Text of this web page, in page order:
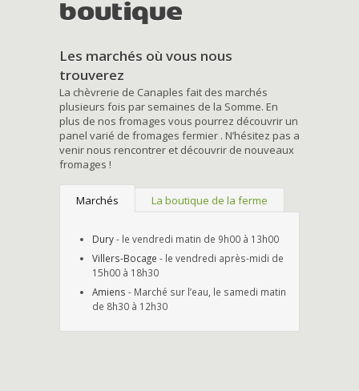
boutique
Les marchés où vous nous
trouverez
La chèvrerie de Canaples fait des marchés
plusieurs fois par semaines de la Somme. En
plus de nos fromages vous pourrez découvrir un
panel varié de fromages fermier . N’hésitez pas a
venir nous rencontrer et découvrir de nouveaux
fromages !
Marchés La boutique de la ferme
Dury- le vendredi matin de 9h00 à 13h00
Villers-Bocage - le vendredi après-midi de
15h00 à 18h30
Amiens - Marché sur l’eau, le samedi matin
de 8h30 à 12h30